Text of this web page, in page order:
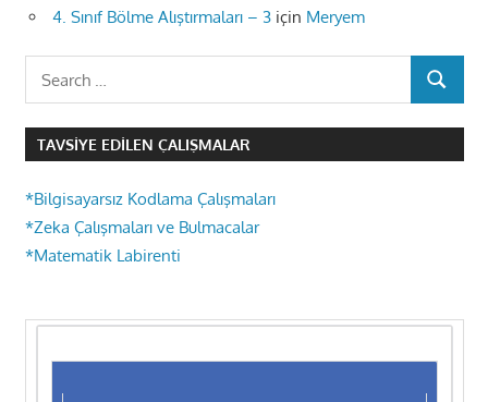
4. Sınıf Bölme Alıştırmaları – 3 için Meryem
SEARCH
TAVSIYE EDILEN ÇALIŞMALAR
*Bilgisayarsız Kodlama Çalışmaları
*Zeka Çalışmaları ve Bulmacalar
*Matematik Labirenti